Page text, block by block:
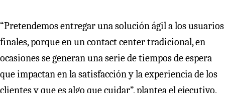
“Pretendemos entregar una solución ágil a los usuarios
finales, porque en un contact center tradicional, en
ocasiones se generan una serie de tiempos de espera
que impactan en la satisfacción y la experiencia de los
clientes y que es algo que cuidar”, plantea el ejecutivo.